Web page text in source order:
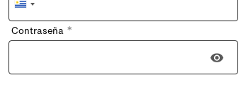
Uruguay
+598
Contraseña *